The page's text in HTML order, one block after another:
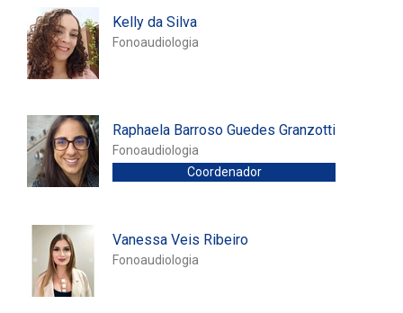
Kelly da Silva
Fonoaudiologia
Raphaela Barroso Guedes Granzotti
Fonoaudiologia
Coordenador
​Vanessa Veis Ribeiro
Fonoaudiologia